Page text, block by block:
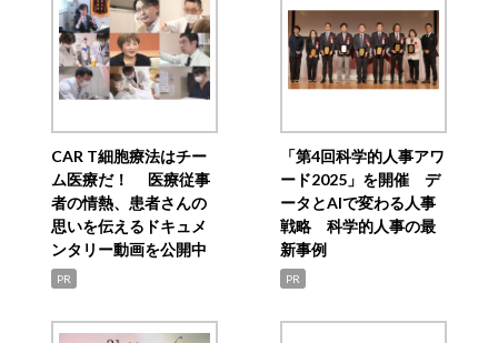
CAR T細胞療法はチー
ム医療だ！ 医療従事
者の情熱、患者さんの
思いを伝えるドキュメ
ンタリー動画を公開中
PR
「第4回科学的人事アワ
ード2025」を開催 デ
ータとAIで変わる人事
戦略 科学的人事の最
新事例
PR